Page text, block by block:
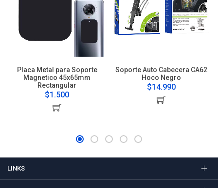
Placa Metal para Soporte
Magnetico 45x65mm
Rectangular
$1.500
Soporte Auto Cabecera CA62
Hoco Negro
$14.990
LINKS